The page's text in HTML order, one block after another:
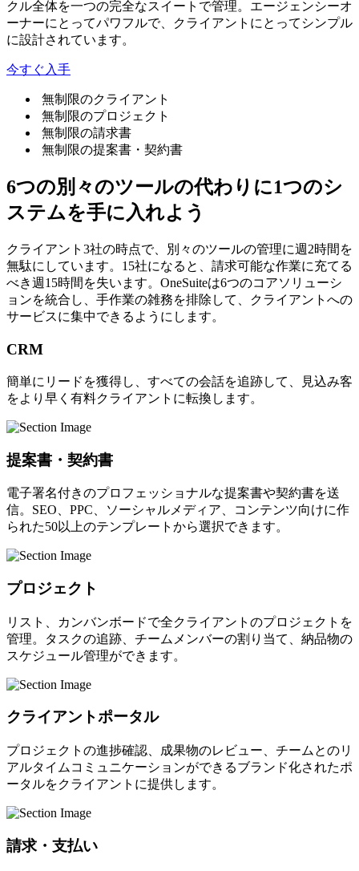
クル全体を一つの完全なスイートで管理。エージェンシーオ
ーナーにとってパワフルで、クライアントにとってシンプル
に設計されています。
今すぐ入手
無制限のクライアント
無制限のプロジェクト
無制限の請求書
無制限の提案書・契約書
6つの別々のツールの代わりに1つのシ
ステムを手に入れよう
クライアント3社の時点で、別々のツールの管理に週2時間を
無駄にしています。15社になると、請求可能な作業に充てる
べき週15時間を失います。OneSuiteは6つのコアソリューシ
ョンを統合し、手作業の雑務を排除して、クライアントへの
サービスに集中できるようにします。
CRM
簡単にリードを獲得し、すべての会話を追跡して、見込み客
をより早く有料クライアントに転換します。
提案書・契約書
電子署名付きのプロフェッショナルな提案書や契約書を送
信。SEO、PPC、ソーシャルメディア、コンテンツ向けに作
られた50以上のテンプレートから選択できます。
プロジェクト
リスト、カンバンボードで全クライアントのプロジェクトを
管理。タスクの追跡、チームメンバーの割り当て、納品物の
スケジュール管理ができます。
クライアントポータル
プロジェクトの進捗確認、成果物のレビュー、チームとのリ
アルタイムコミュニケーションができるブランド化されたポ
ータルをクライアントに提供します。
請求・支払い